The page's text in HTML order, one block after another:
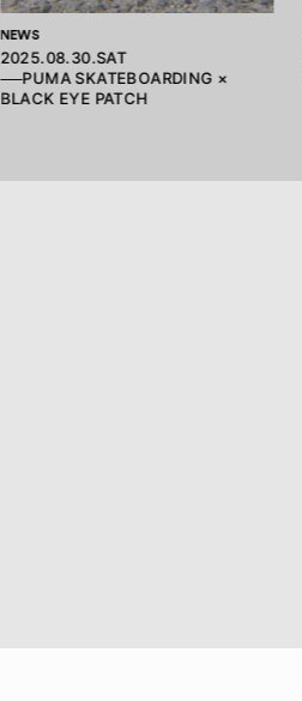
NEWS
2025.08.30.SAT
──PUMA SKATEBOARDING ×
BLACK EYE PATCH